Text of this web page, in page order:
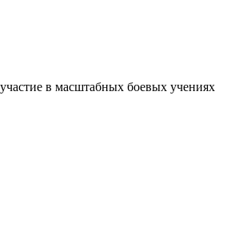
в масштабных боевых учениях